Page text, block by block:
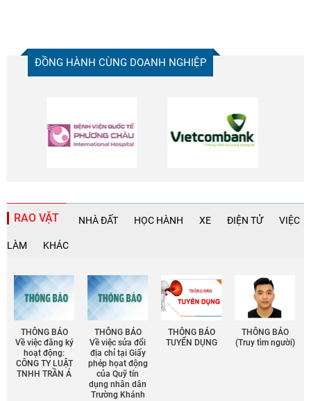
ĐỒNG HÀNH CÙNG DOANH NGHIỆP
RAO VẶT NHÀ ĐẤT HỌC HÀNH XE ĐIỆN TỬ VIỆC
LÀM KHÁC
THÔNG BÁO
Về việc đăng ký
hoạt động:
CÔNG TY LUẬT
TNHH TRẦN Á
THÔNG BÁO
Về việc sửa đổi
địa chỉ tại Giấy
phép họat động
của Quỹ tín
dụng nhân dân
Trường Khánh
THÔNG BÁO
TUYỂN DỤNG
THÔNG BÁO
(Truy tìm người)